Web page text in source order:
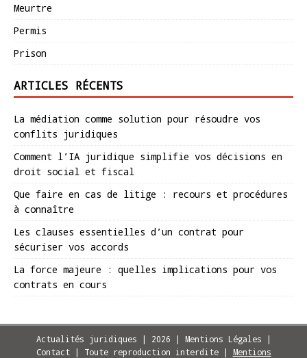
Meurtre
Permis
Prison
ARTICLES RÉCENTS
La médiation comme solution pour résoudre vos
conflits juridiques
Comment l’IA juridique simplifie vos décisions en
droit social et fiscal
Que faire en cas de litige : recours et procédures
à connaître
Les clauses essentielles d’un contrat pour
sécuriser vos accords
La force majeure : quelles implications pour vos
contrats en cours
Actualités juridiques | 2026 | Mentions Légales |
Contact | Toute reproduction interdite | Mentions